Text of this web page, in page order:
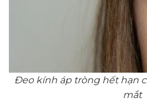
Đeo kính áp tròng hết hạn
mắt